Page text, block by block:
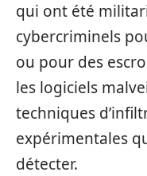
qui ont été
cybercriminels
ou pour des
les logiciels
techniques
expérimentales
détecter.